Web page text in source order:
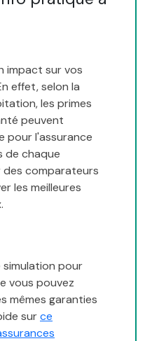
impact sur vos
effet, selon la
les primes
peuvent
pour l'assurance
de chaque
des comparateurs
les meilleures
simulation pour
vous pouvez
mêmes garanties
surce